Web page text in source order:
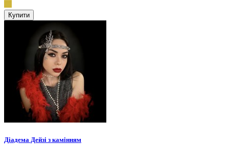
Купити
Діадема Дейзі з камінням